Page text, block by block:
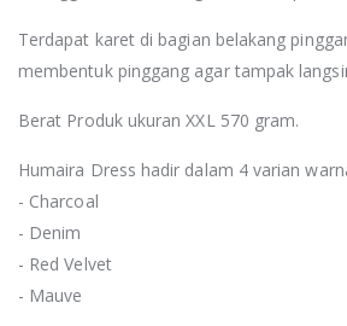
Terdapat karet di bagian belakang
membentuk pinggang agar tampak
Berat Produk ukuran XXL 570 gram.
Humaira Dress hadir dalam 4 varian
- Charcoal
- Denim
- Red Velvet
- Mauve